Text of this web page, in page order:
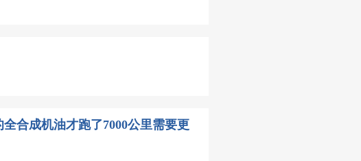
合成机油才跑了7000公里需要更